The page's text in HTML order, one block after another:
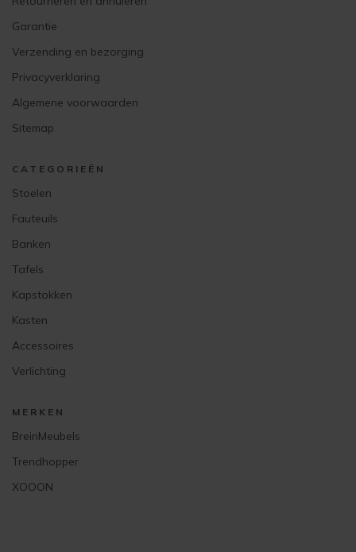
Garantie
Verzending en bezorging
Privacyverklaring
Algemene voorwaarden
Sitemap
CATEGORIEËN
Stoelen
Fauteuils
Banken
Tafels
Kapstokken
Kasten
Accessoires
Verlichting
MERKEN
BreinMeubels
Trendhopper
XOOON